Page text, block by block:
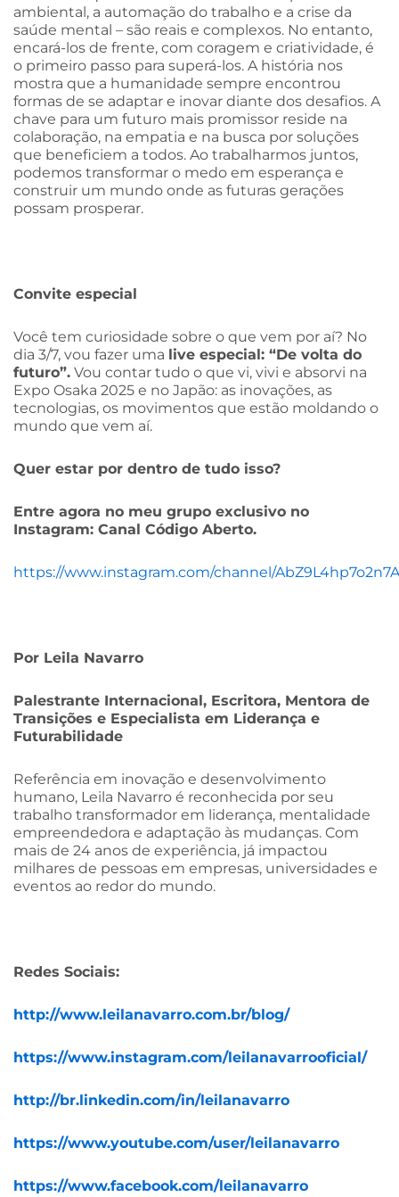
ambiental, a automação do trabalho e a crise da
saúde mental – são reais e complexos. No entanto,
encará-los de frente, com coragem e criatividade, é
o primeiro passo para superá-los. A história nos
mostra que a humanidade sempre encontrou
formas de se adaptar e inovar diante dos desafios. A
chave para um futuro mais promissor reside na
colaboração, na empatia e na busca por soluções
que beneficiem a todos. Ao trabalharmos juntos,
podemos transformar o medo em esperança e
construir um mundo onde as futuras gerações
possam prosperar.
Convite especial
Você tem curiosidade sobre o que vem por aí? No
dia 3/7, vou fazer uma live especial: “De volta do
futuro”. Vou contar tudo o que vi, vivi e absorvi na
Expo Osaka 2025 e no Japão: as inovações, as
tecnologias, os movimentos que estão moldando o
mundo que vem aí.
Quer estar por dentro de tudo isso?
Entre agora no meu grupo exclusivo no
Instagram: Canal Código Aberto.
https://www.instagram.com/channel/
Por Leila Navarro
Palestrante Internacional, Escritora, Mentora de
Transições e Especialista em Liderança e
Futurabilidade
Referência em inovação e desenvolvimento
humano, Leila Navarro é reconhecida por seu
trabalho transformador em liderança, mentalidade
empreendedora e adaptação às mudanças. Com
mais de 24 anos de experiência, já impactou
milhares de pessoas em empresas, universidades e
eventos ao redor do mundo.
Redes Sociais:
http://www.leilanavarro.com.br/blog/
https://www.instagram.com/leilanavarrooficial/
http://br.linkedin.com/in/leilanavarro
https://www.youtube.com/user/leilanavarro
https://www.facebook.com/leilanavarro